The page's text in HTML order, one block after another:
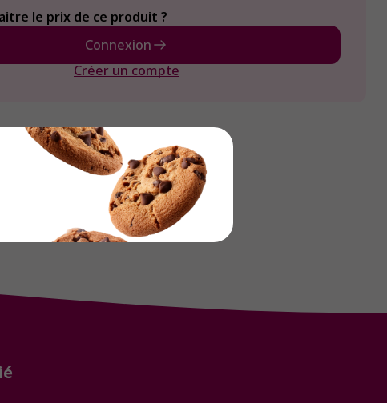
le prix de ce produit ?
Connexion
Créer un compte